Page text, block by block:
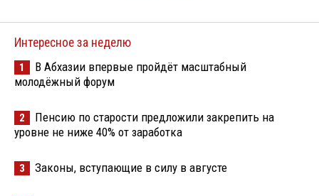
Интересное за неделю
1
В Абхазии впервые пройдёт масштабный
молодёжный форум
2
Пенсию по старости предложили закрепить на
уровне не ниже 40% от заработка
3 Законы, вступающие в силу в августе